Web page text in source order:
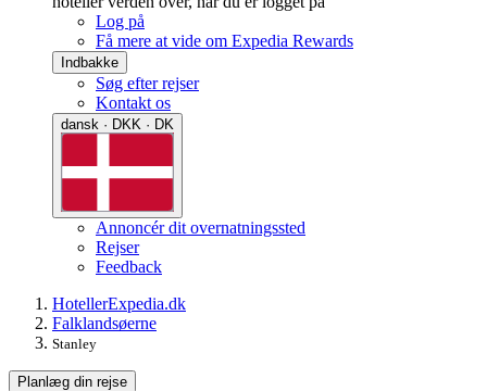
Log på
Få mere at vide om Expedia Rewards
Indbakke
Søg efter rejser
Kontakt os
dansk · DKK · DK
Annoncér dit overnatningssted
Rejser
Feedback
HotellerExpedia.dk
Falklandsøerne
Stanley
Planlæg din rejse